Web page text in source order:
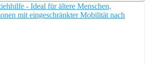
- Ideal für ältere Menschen,
mit eingeschränkter Mobilität nach